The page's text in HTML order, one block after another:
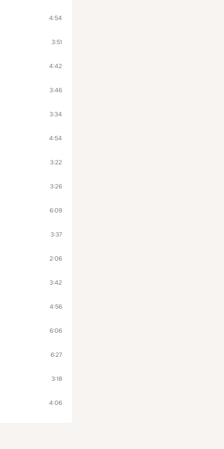
4:54
3:51
4:42
3:46
3:34
4:54
3:22
3:26
6:09
3:37
2:06
3:42
4:56
6:06
6:27
3:18
4:06